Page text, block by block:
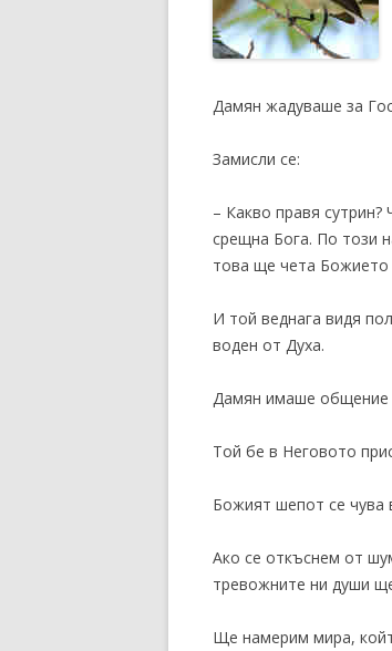
Дамян жадуваше за
Замисли се:
– Какво правя
срещна Бога. По този
това ще чета Божието
И той веднага видя
воден от Духа.
Дамян имаше общение
Той бе в Неговото
Божият шепот се чува
Ако се откъснем от
тревожните ни души
Ще намерим мира,